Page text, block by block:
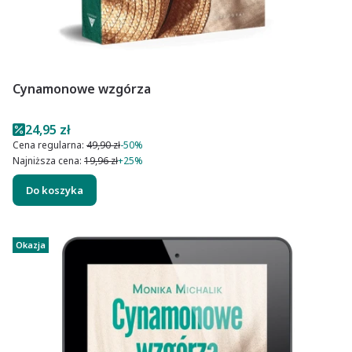
Cynamonowe wzgórza
Cena promocyjna
24,95 zł
Cena regularna: 49,90 zł-50%
Najniższa cena: 19,96 zł+25%
Do koszyka
Okazja